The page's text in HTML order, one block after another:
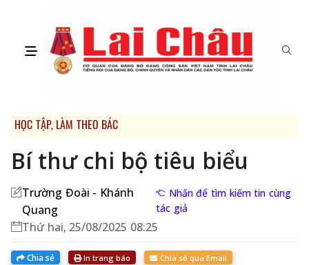
HỌC TẬP, LÀM THEO BÁC
Bí thư chi bộ tiêu biểu
Trường Đoài - Khánh
Quang
Nhấn để tìm kiếm tin cùng
tác giả
Thứ hai, 25/08/2025 08:25
Chia sẻ In trang báo Chia sẻ qua Email